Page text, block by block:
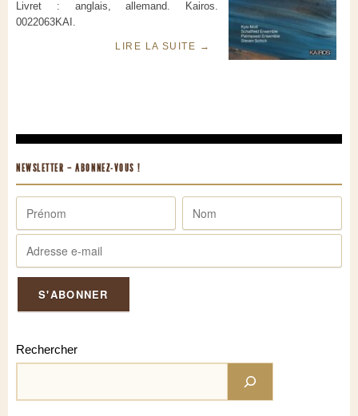
Livret : anglais, allemand. Kairos.
0022063KAI.
LIRE LA SUITE →
NEWSLETTER – ABONNEZ-VOUS !
Rechercher